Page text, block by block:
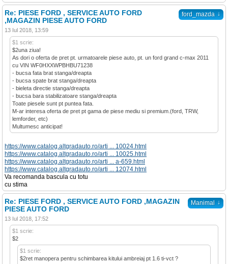
ford_mazda ↓
Re: PIESE FORD , SERVICE AUTO FORD
,MAGAZIN PIESE AUTO FORD
13 Iul 2018, 13:59
$1 scrie:
$2una ziua!
As dori o oferta de pret pt. urmatoarele piese auto, pt. un ford grand c-max 2011
cu VIN WF0HXXWPBHBU71238
- bucsa fata brat stanga/dreapta
- bucsa spate brat stanga/dreapta
- bieleta directie stanga/dreapta
- bucsa bara stabilizatoare stanga/dreapta
Toate piesele sunt pt puntea fata.
M-ar interesa oferta de pret pt gama de piese mediu si premium.(ford, TRW,
lemforder, etc)
Multumesc anticipat!
https://www.catalog.altgradauto.ro/arti ... 10024.html
https://www.catalog.altgradauto.ro/arti ... 10025.html
https://www.catalog.altgradauto.ro/arti ... a-659.html
https://www.catalog.altgradauto.ro/arti ... 12074.html
Va recomanda bascula cu totu
cu stima
Manimal ↓
Re: PIESE FORD , SERVICE AUTO FORD ,MAGAZIN
PIESE AUTO FORD
13 Iul 2018, 17:52
$1 scrie:
$2
$1 scrie:
$2ret manopera pentru schimbarea kitului ambreiaj pt 1.6 ti-vct ?